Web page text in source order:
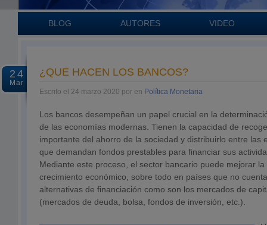
BLOG AUTORES VIDEO
24
Mar
¿QUE HACEN LOS BANCOS?
Escrito el 24 marzo 2020 por en Política Monetaria
Los bancos desempeñan un papel crucial en la
de las economías modernas. Tienen la capacidad de
importante del ahorro de la sociedad y distribuirlo entre las
que demandan fondos prestables para financiar sus
Mediante este proceso, el sector bancario puede mejorar
crecimiento económico, sobre todo en países que no
alternativas de financiación como son los mercados de
(mercados de deuda, bolsa, fondos de inversión, etc.).